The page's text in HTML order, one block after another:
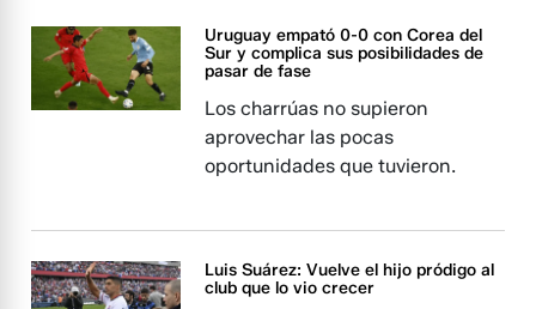
Uruguay empató 0-0 con Corea del
Sur y complica sus posibilidades de
pasar de fase
Los charrúas no supieron
aprovechar las pocas
oportunidades que tuvieron.
Luis Suárez: Vuelve el hijo pródigo al
club que lo vio crecer